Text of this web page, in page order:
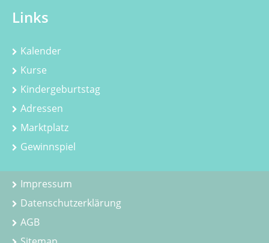
Links
Kalender
Kurse
Kindergeburtstag
Adressen
Marktplatz
Gewinnspiel
Impressum
Datenschutzerklärung
AGB